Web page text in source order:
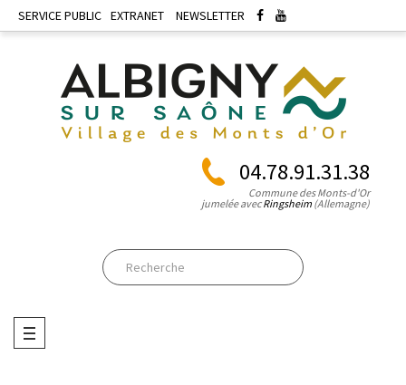
SERVICE PUBLIC EXTRANET NEWSLETTER
04.78.91.31.38
Commune des Monts-d'Or
jumelée avecRingsheim (Allemagne)